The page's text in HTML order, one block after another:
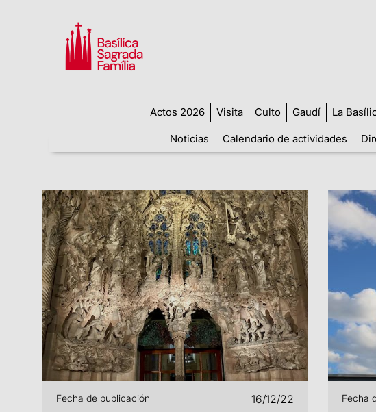
Actos 2026 Visita Culto Gaudí La
Noticias
Calendario de actividades
Fecha de publicación 16/12/22 Fecha